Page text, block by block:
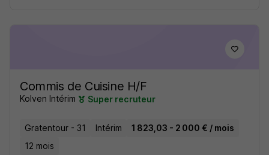
Commis de Cuisine H/F
Kolven Intérim Super recruteur
Gratentour - 31 Intérim
1 823,03 - 2 000 € / mois
12 mois